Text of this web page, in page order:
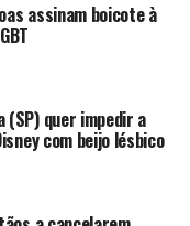
assinam boicote à
(SP) quer impedir a
com beijo lésbico